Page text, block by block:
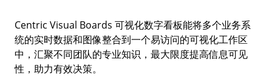
Centric Visual Boards 可视化数字看板能将多个业务系
统的实时数据和图像整合到一个易访问的可视化工作区
中，汇聚不同团队的专业知识，最大限度提高信息可见
性，助力有效决策。